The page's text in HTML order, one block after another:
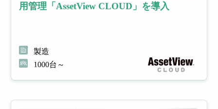
用管理「AssetView CLOUD」を導入
製造
1000台～